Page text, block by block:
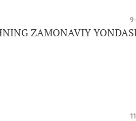
ZAMONAVIY